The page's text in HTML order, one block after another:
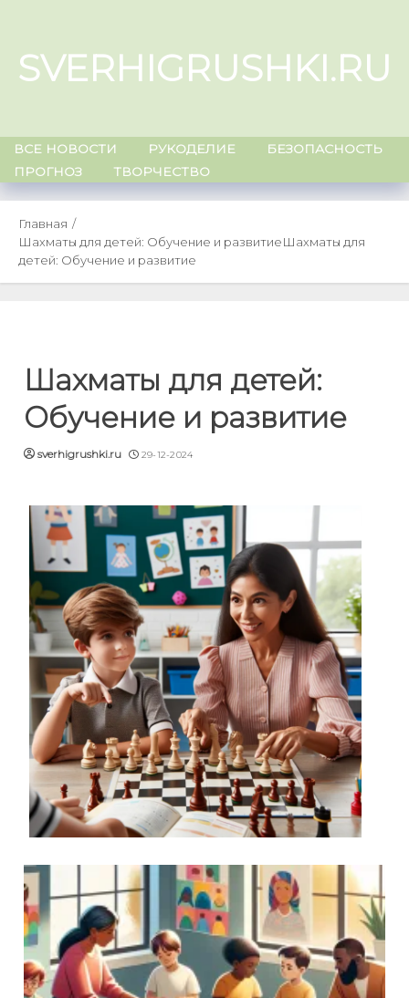
content
SVERHIGRUSHKI.RU
ВСЕ НОВОСТИ РУКОДЕЛИЕ
БЕЗОПАСНОСТЬ
ПРОГНОЗ
ТВОРЧЕСТВО
Главная
Шахматы для детей: Обучение и развитиеШахматы для
детей: Обучение и развитие
Шахматы для детей:
Обучение и развитие
sverhigrushki.ru 29-12-2024